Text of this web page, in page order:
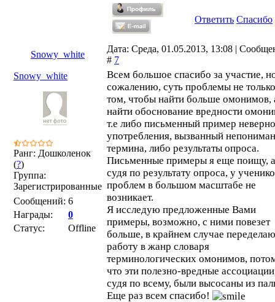
Ответить Спасибо
Snowy_white
Дата: Среда, 01.05.2013, 13:08 |
# 7
Snowy_white
Ранг: Дошколенок
(?)
Группа:
Зарегистрированные
Сообщений: 6
Награды:
0
Статус:
Offline
Всем большое спасибо за участие,
сожалению, суть проблемы не
том, чтобы найти больше омонимов,
найти обоснование вредности
т.е либо письменный пример
употребления, вызванный
термина, либо результаты опроса.
Письменные примеры я еще поищу, а
судя по результату опроса, у
проблем в большом масштабе не
возникает.
Я исследую предложенные Вами
примеры, возможно, с ними повезет
больше, в крайнем случае переделаю
работу в жанр словаря
терминологических омонимов,
что эти полезно-вредные
судя по всему, были высосаны из
Еще раз всем спасибо!